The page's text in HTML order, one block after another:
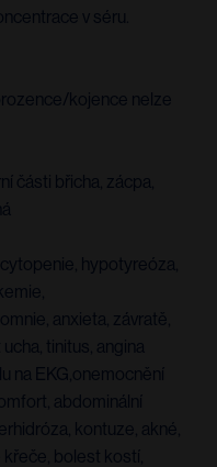
v séru.
kojence nelze
části břicha, zácpa,
hypotyreóza,
anxieta, závratě,
tinitus, angina
na EKG,onemocnění
abdominální
kontuze, akné,
bolest kostí,